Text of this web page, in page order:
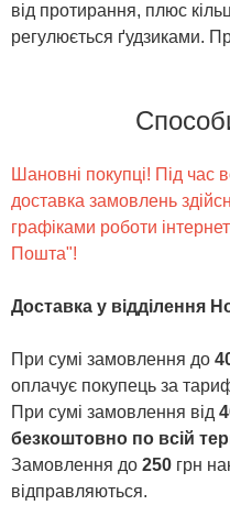
від протирання, плюс
регулюється ґудзиками.
Шановні покупці! Під час
доставка замовлень
графіками роботи
Пошта"!
Доставка у відділення
При сумі замовлення до
оплачує покупець за
При сумі замовлення від
безкоштовно по всій
Замовлення до 250 грн
відправляються.